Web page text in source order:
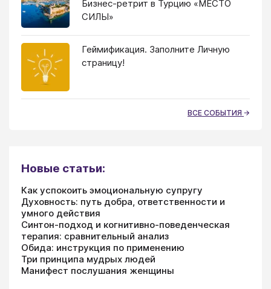
Бизнес-ретрит в Турцию «МЕСТО
СИЛЫ»
Геймификация. Заполните Личную
страницу!
ВСЕ СОБЫТИЯ
Новые статьи:
Как успокоить эмоциональную супругу
Духовность: путь добра, ответственности и
умного действия
Синтон-подход и когнитивно-поведенческая
терапия: сравнительный анализ
Обида: инструкция по применению
Три принципа мудрых людей
Манифест послушания женщины